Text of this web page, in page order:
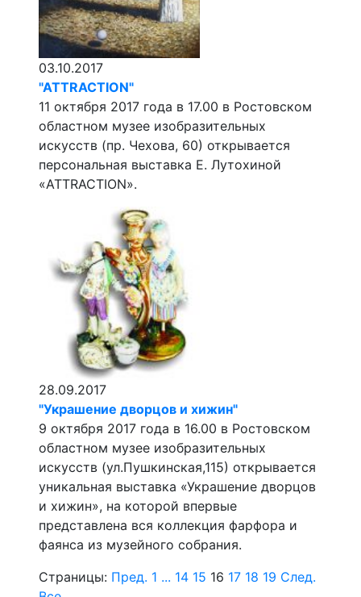
03.10.2017
"ATTRACTION"
11 октября 2017 года в 17.00 в Ростовском
областном музее изобразительных
искусств (пр. Чехова, 60) открывается
персональная выставка Е. Лутохиной
«ATTRACTION».
28.09.2017
"Украшение дворцов и хижин"
9 октября 2017 года в 16.00 в Ростовском
областном музее изобразительных
искусств (ул.Пушкинская,115) открывается
уникальная выставка «Украшение дворцов
и хижин», на которой впервые
представлена вся коллекция фарфора и
фаянса из музейного собрания.
Страницы: Пред. 1 ... 14 15 16 17 18 19 След.